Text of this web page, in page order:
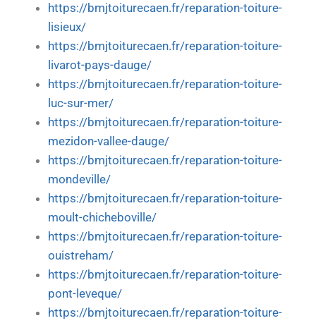
https://bmjtoiturecaen.fr/reparation-toiture-
lisieux/
https://bmjtoiturecaen.fr/reparation-toiture-
livarot-pays-dauge/
https://bmjtoiturecaen.fr/reparation-toiture-
luc-sur-mer/
https://bmjtoiturecaen.fr/reparation-toiture-
mezidon-vallee-dauge/
https://bmjtoiturecaen.fr/reparation-toiture-
mondeville/
https://bmjtoiturecaen.fr/reparation-toiture-
moult-chicheboville/
https://bmjtoiturecaen.fr/reparation-toiture-
ouistreham/
https://bmjtoiturecaen.fr/reparation-toiture-
pont-leveque/
https://bmjtoiturecaen.fr/reparation-toiture-